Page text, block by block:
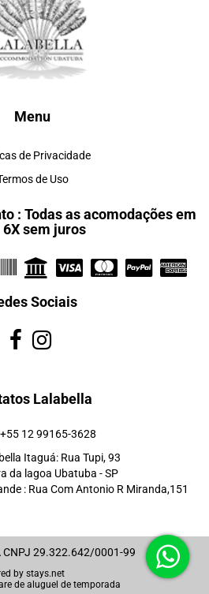
Menu
de Privacidade
de Uso
: Todas as acomodações em
sem juros
Sociais
Lalabella
+55 12 99165-3628
Itaguá: Rua Tupi, 93
da lagoa Ubatuba - SP
: Rua Com Antonio R Miranda,151
CNPJ 29.322.642/0001-99
by stays.net
de aluguel de temporada